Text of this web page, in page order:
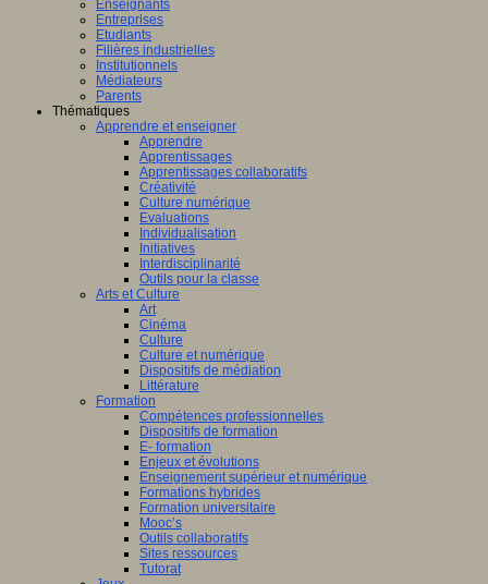
Enseignants
Entreprises
Etudiants
Filières industrielles
Institutionnels
Médiateurs
Parents
Thématiques
Apprendre et enseigner
Apprendre
Apprentissages
Apprentissages collaboratifs
Créativité
Culture numérique
Evaluations
Individualisation
Initiatives
Interdisciplinarité
Outils pour la classe
Arts et Culture
Art
Cinéma
Culture
Culture et numérique
Dispositifs de médiation
Littérature
Formation
Compétences professionnelles
Dispositifs de formation
E- formation
Enjeux et évolutions
Enseignement supérieur et numérique
Formations hybrides
Formation universitaire
Mooc’s
Outils collaboratifs
Sites ressources
Tutorat